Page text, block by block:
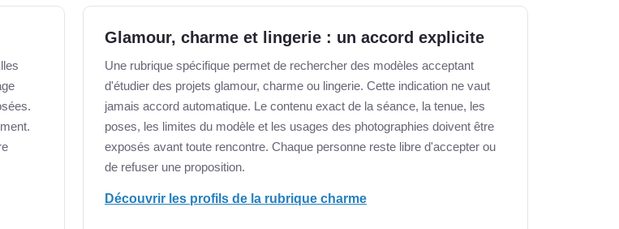
Glamour, charme et lingerie : un accord explicite
Une rubrique spécifique permet de rechercher des modèles acceptant
d'étudier des projets glamour, charme ou lingerie. Cette indication ne vaut
jamais accord automatique. Le contenu exact de la séance, la tenue, les
poses, les limites du modèle et les usages des photographies doivent être
exposés avant toute rencontre. Chaque personne reste libre d'accepter ou
de refuser une proposition.
Découvrir les profils de la rubrique charme